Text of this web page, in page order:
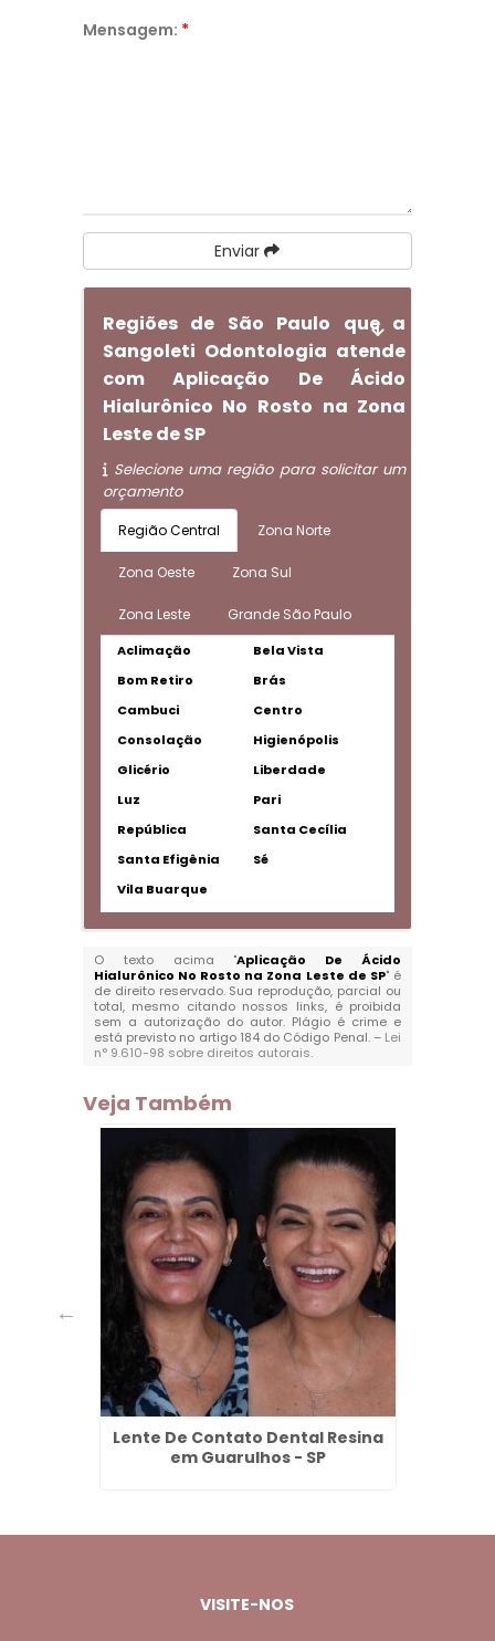
Mensagem: *
Enviar
Regiões de São Paulo que a
Sangoleti Odontologia atende
com Aplicação De Ácido
Hialurônico No Rosto na Zona
Leste de SP
Selecione uma região para solicitar um
orçamento
Região Central Zona Norte
Zona Oeste Zona Sul
Zona Leste Grande São Paulo
Aclimação
Bela Vista
Bom Retiro
Brás
Cambuci
Centro
Consolação
Higienópolis
Glicério
Liberdade
Luz
Pari
República
Santa Cecília
Santa Efigênia
Sé
Vila Buarque
O texto acima "Aplicação De Ácido
Hialurônico No Rosto na Zona Leste de SP" é
de direito reservado. Sua reprodução, parcial ou
total, mesmo citando nossos links, é proibida
sem a autorização do autor. Plágio é crime e
está previsto no artigo 184 do Código Penal. – Lei
n° 9.610-98 sobre direitos autorais.
Veja Também
Lente De Contato Dental Resina
em Guarulhos - SP
VISITE-NOS